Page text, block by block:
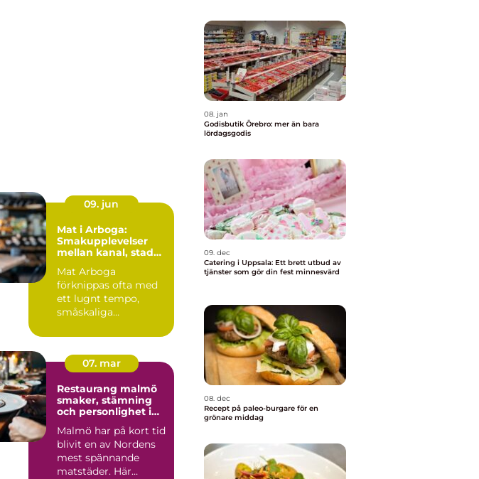
09. jun
Mat i Arboga:
Smakupplevelser
mellan kanal, stad
Mat Arboga
förknippas ofta med
ett lugnt tempo,
småskaliga
avst...
07. mar
Restaurang malmö
smaker, stämning
och personlighet i
Malmö har på kort tid
blivit en av Nordens
mest spännande
matstäder. Här
08. jan
Godisbutik Örebro: mer än bara
lördagsgodis
09. dec
Catering i Uppsala: Ett brett utbud av
tjänster som gör din fest minnesvärd
08. dec
Recept på paleo-burgare för en
grönare middag